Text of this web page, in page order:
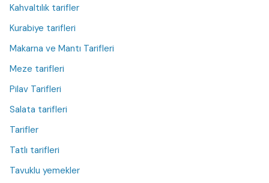
Kahvaltılık tarifler
Kurabiye tarifleri
Makarna ve Mantı Tarifleri
Meze tarifleri
Pilav Tarifleri
Salata tarifleri
Tarifler
Tatlı tarifleri
Tavuklu yemekler